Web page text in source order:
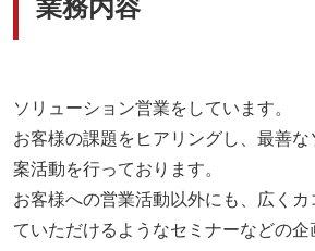
業務内容
ソリューション営業をしています。
お客様の課題をヒアリングし、最善
案活動を行っております。
お客様への営業活動以外にも、広く
ていただけるようなセミナーなどの企